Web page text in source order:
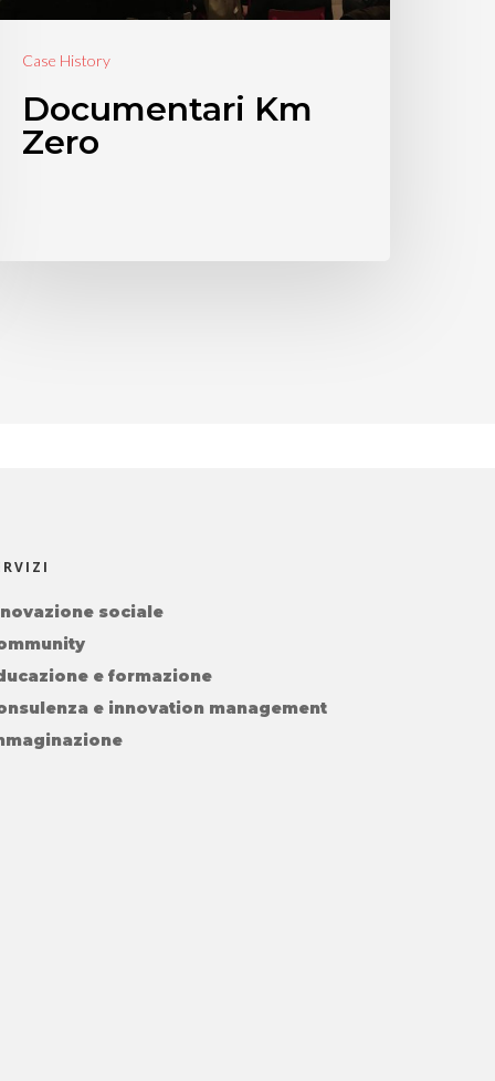
Case History
Documentari Km
Zero
sociale
e formazione
e innovation management